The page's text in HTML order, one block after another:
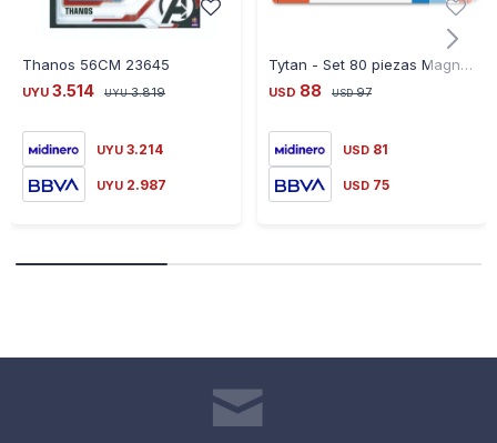
Thanos 56CM 23645
UYU 3.514 UYU 3.819
UYU 3.214
UYU 2.987
Tytan - Set 80 piezas Magnticas
USD 88 USD 97
USD 81
USD 75